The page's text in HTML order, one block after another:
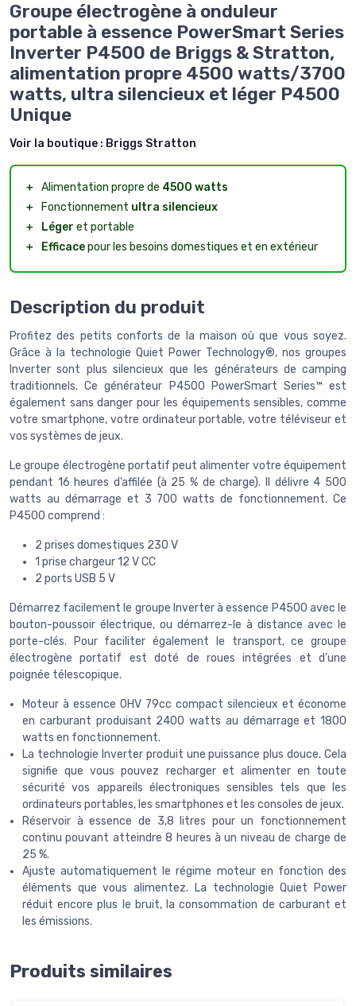
Groupe électrogène à onduleur
portable à essence PowerSmart Series
Inverter P4500 de Briggs & Stratton,
alimentation propre 4500 watts/3700
watts, ultra silencieux et léger P4500
Unique
Voir la boutique : Briggs Stratton
＋ Alimentation propre de 4500 watts
＋
Fonctionnement ultra silencieux
＋
Léger et portable
＋
Efficacepour les besoins domestiques et en extérieur
Description du produit
Profitez des petits conforts de la maison où que vous soyez.
Grâce à la technologie Quiet Power Technology®, nos groupes
Inverter sont plus silencieux que les générateurs de camping
traditionnels. Ce générateur P4500 PowerSmart Series™ est
également sans danger pour les équipements sensibles, comme
votre smartphone, votre ordinateur portable, votre téléviseur et
vos systèmes de jeux.
Le groupe électrogène portatif peut alimenter votre équipement
pendant 16 heures d’affilée (à 25 % de charge). Il délivre 4 500
watts au démarrage et 3 700 watts de fonctionnement. Ce
P4500 comprend :
2 prises domestiques 230 V
1 prise chargeur 12 V CC
2 ports USB 5 V
Démarrez facilement le groupe Inverter à essence P4500 avec le
bouton-poussoir électrique, ou démarrez-le à distance avec le
porte-clés. Pour faciliter également le transport, ce groupe
électrogène portatif est doté de roues intégrées et d’une
poignée télescopique.
Moteur à essence OHV 79cc compact silencieux et économe
en carburant produisant 2400 watts au démarrage et 1800
watts en fonctionnement.
La technologie Inverter produit une puissance plus douce. Cela
signifie que vous pouvez recharger et alimenter en toute
sécurité vos appareils électroniques sensibles tels que les
ordinateurs portables, les smartphones et les consoles de jeux.
Réservoir à essence de 3,8 litres pour un fonctionnement
continu pouvant atteindre 8 heures à un niveau de charge de
25 %.
Ajuste automatiquement le régime moteur en fonction des
éléments que vous alimentez. La technologie Quiet Power
réduit encore plus le bruit, la consommation de carburant et
les émissions.
Produits similaires